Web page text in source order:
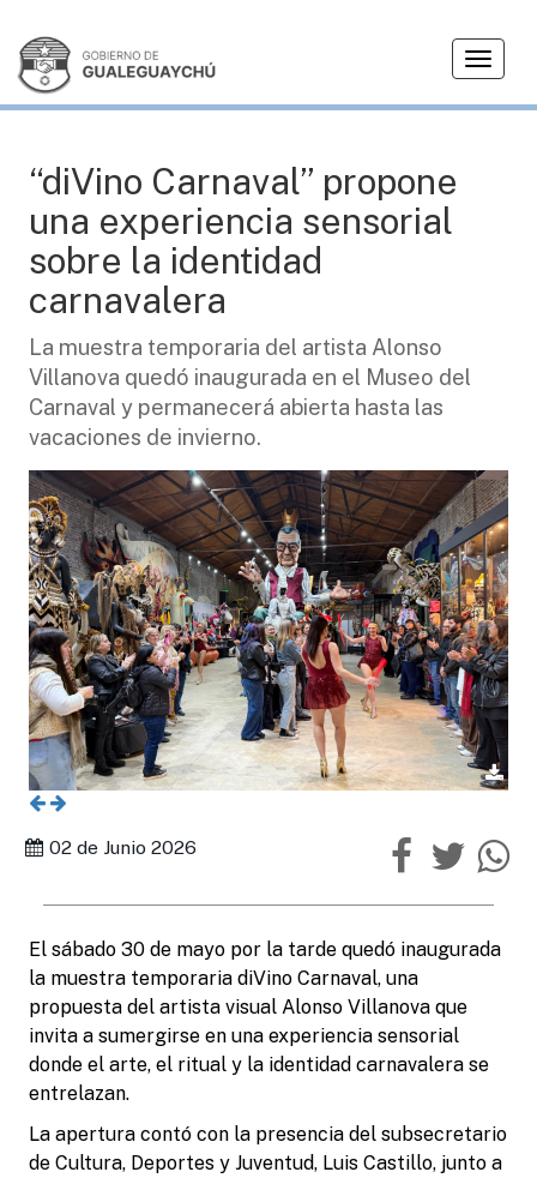
T
g
CULTURA
“diVino Carnaval” propone
una experiencia sensorial
sobre la identidad
carnavalera
La muestra temporaria del artista Alonso
Villanova quedó inaugurada en el Museo del
Carnaval y permanecerá abierta hasta las
vacaciones de invierno.
02 de Junio 2026
El sábado 30 de mayo por la tarde quedó inaugurada
la muestra temporaria diVino Carnaval, una
propuesta del artista visual Alonso Villanova que
invita a sumergirse en una experiencia sensorial
donde el arte, el ritual y la identidad carnavalera se
entrelazan.
La apertura contó con la presencia del subsecretario
de Cultura, Deportes y Juventud, Luis Castillo, junto a